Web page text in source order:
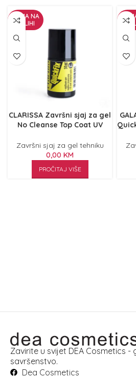
NEMA NA
ZALIHI
CLARISSA Završni sjaj za gel
No Cleanse Top Coat UV
Završni sjaj za gel tehniku
0,00 KM
PROČITAJ VIŠE
Zavirite u svijet DEA Cosmetics
savršenstvo.
Dea Cosmetics